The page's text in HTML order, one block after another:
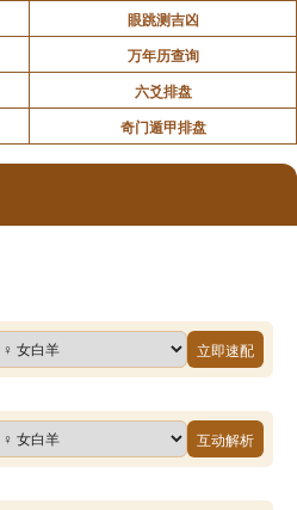
眼跳测吉凶
万年历查询
六爻排盘
奇门遁甲排盘
立即速配
互动解析